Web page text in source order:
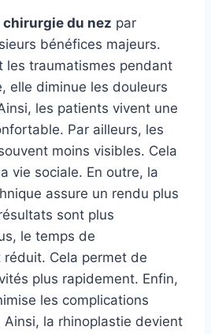
du nez par
bénéfices majeurs.
les traumatismes pendant
elle diminue les douleurs
les patients vivent une
Par ailleurs, les
moins visibles. Cela
vie sociale. En outre, la
assure un rendu plus
sont plus
le temps de
réduit. Cela permet de
plus rapidement. Enfin,
les complications
la rhinoplastie devient